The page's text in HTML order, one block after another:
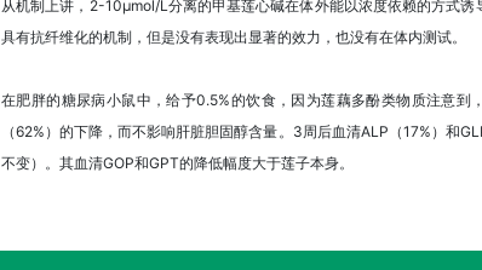
从机制上讲，2-10μmol/L分离的甲基莲心碱在体外能以浓度依赖的方式
具有抗纤维化的机制，但是没有表现出显著的效力，也没有在体内测试。
在肥胖的糖尿病小鼠中，给予0.5%的饮食，因为莲藕多酚类物质注意
（62%）的下降，而不影响肝脏胆固醇含量。3周后血清ALP（17%）和
不变）。其血清GOP和GPT的降低幅度大于莲子本身。